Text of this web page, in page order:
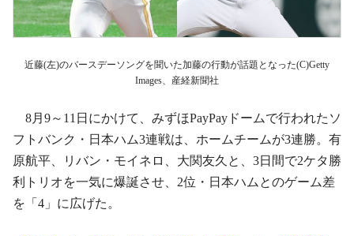
近藤(左)のバースデーソングを聞いた加藤の行動が話題となった(C)Getty
Images、産経新聞社
8月9～11日にかけて、みずほPayPayドームで行われたソ
フトバンク・日本ハム3連戦は、ホームチームが3連勝。有
原航平、リバン・モイネロ、大関友久と、3日間で2ケタ勝
利トリオを一気に爆誕させ、2位・日本ハムとのゲーム差
を「4」に広げた。